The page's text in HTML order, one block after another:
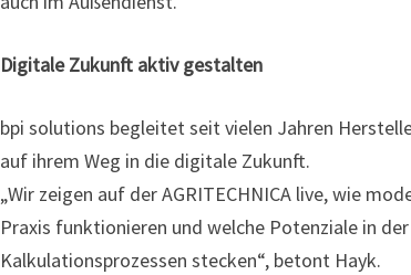
Digitale Zukunft aktiv gestalten
bpi solutions begleitet seit vielen Jahren
auf ihrem Weg in die digitale Zukunft.
„Wir zeigen auf der AGRITECHNICA live, wie
Praxis funktionieren und welche Potenziale in
Kalkulationsprozessen stecken“, betont Hayk.